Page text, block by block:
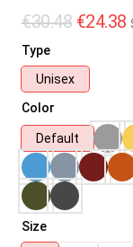
€30.48 €24.38
Type
Unisex
Color
Default
Size